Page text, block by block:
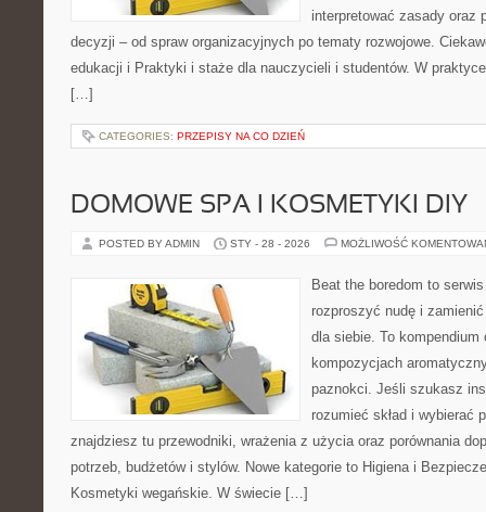
interpretować zasady oraz
decyzji – od spraw organizacyjnych po tematy rozwojowe.
edukacji i Praktyki i staże dla nauczycieli i studentów. W
[…]
CATEGORIES: PRZEPISY NA CO DZIEŃ
DOMOWE SPA I KOSMETYKI DIY
POSTED BY ADMIN STY - 28 - 2026 MOŻLIWOŚĆ
Beat the boredom to
rozproszyć nudę i
dla siebie. To kompendium
kompozycjach
paznokci. Jeśli szukasz
rozumieć skład i wybierać
znajdziesz tu przewodniki, wrażenia z użycia oraz porównania
potrzeb, budżetów i stylów. Nowe kategorie to Higiena i
Kosmetyki wegańskie. W świecie […]